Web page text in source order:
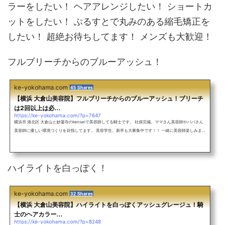
ラーをしたい！ ヘアアレンジしたい！ ショートカ
ットをしたい！ ぷるすとで丸みのある縮毛矯正を
したい！ 超絶お待ちしてます！ メンズも大歓迎！
フルブリーチからのブルーアッシュ！
ke-yokohama.com 45 Shares
【横浜 大倉山美容院】フルブリーチからのブルーアッシュ！ブリーチ
は2回以上は必...
https://ke-yokohama.com/?p=7647
横浜市 港北区 大倉山と妙蓮寺のkenseiで美容師してる騎士です。 社保完備。ママさん美容師やパパさん
美容師に優しい環境づくりを目指してます。 美容学生、新卒も大募集中です！！ 一緒に美容師楽しみまし
すとで丸みのある縮毛矯正をしたい！ 超絶お待ちしてます！ メンズも大歓迎！バレイヤージュを使ったレ
ッド系カラー！ミル...
ハイライトを白っぽく！
ke-yokohama.com 32 Shares
【横浜 大倉山美容院】ハイライトを白っぽくアッシュグレージュ！騎
士のヘアカラー...
https://ke-yokohama.com/?p=8248